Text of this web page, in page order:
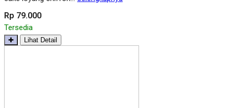
Rp 79.000
Tersedia
✚ Lihat Detail